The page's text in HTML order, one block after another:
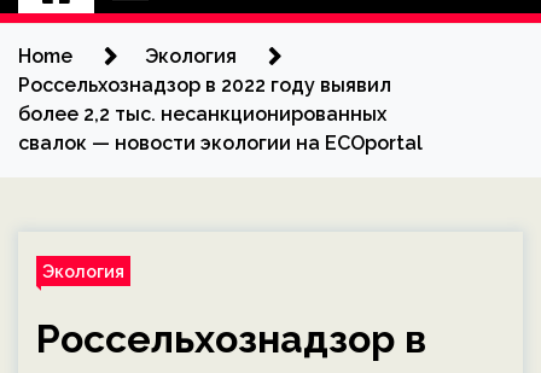
Home
Экология
Россельхознадзор в 2022 году выявил
более 2,2 тыс. несанкционированных
свалок — новости экологии на ECOportal
Экология
Россельхознадзор в